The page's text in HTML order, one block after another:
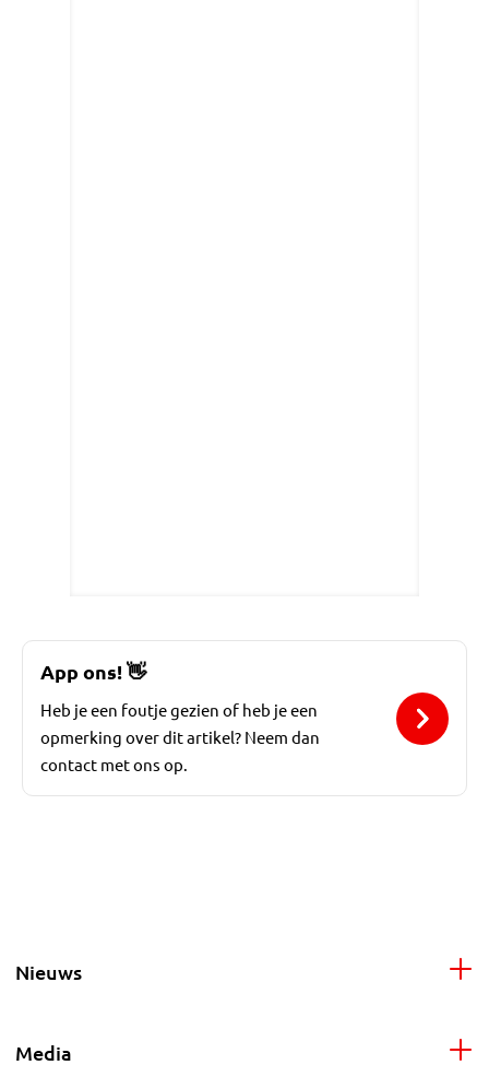
App ons!👋
Heb je een foutje gezien of heb je een
opmerking over dit artikel? Neem dan
contact met ons op.
Nieuws
Media